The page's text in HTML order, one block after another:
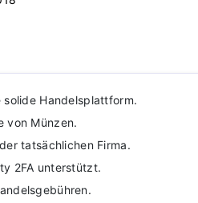
solide Handelsplattform.
von Münzen.
tatsächlichen Firma.
2FA unterstützt.